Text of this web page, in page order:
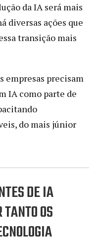
da IA será mais
diversas ações que
transição mais
empresas precisam
IA como parte de
do mais júnior
DE IA
OS